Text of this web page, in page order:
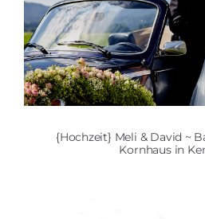
{Hochzeit} Meli & David ~
Kornhaus in